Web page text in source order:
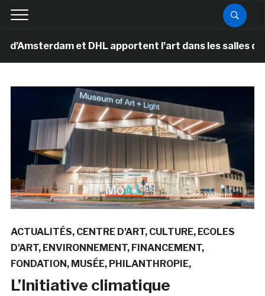
et DHL apportent l’art dans les salles de
ACTUALITÉS CENTRE D'ART CULTURE ECOLES
D'ART ENVIRONNEMENT FINANCEMENT
FONDATION MUSÉE PHILANTHROPIE
L’Initiative climatique